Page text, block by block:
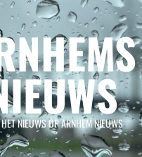
NIEUWS OP ARNHEM NIEUWS